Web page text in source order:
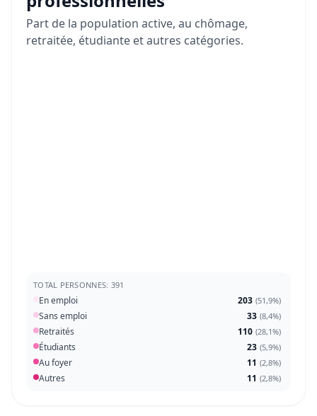
Part de la population active, au chômage,
retraitée, étudiante et autres catégories.
TOTAL PERSONNES: 391
En emploi 203 (51,9%)
Sans emploi 33 (8,4%)
Retraités 110 (28,1%)
Étudiants 23 (5,9%)
Au foyer 11 (2,8%)
Autres 11 (2,8%)